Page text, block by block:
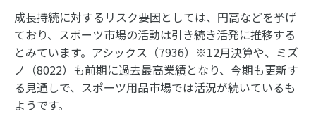
成長持続に対するリスク要因としては、円高などを挙げ
ており、スポーツ市場の活動は引き続き活発に推移する
とみています。アシックス（7936）※12月決算や、ミズ
ノ（8022）も前期に過去最高業績となり、今期も更新す
る見通しで、スポーツ用品市場では活況が続いているも
ようです。